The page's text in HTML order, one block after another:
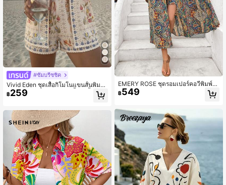
#ซัมบรีซชิค
Vivid Eden ชุดเสื้อกิโมโนแขนสั้นพิมพ์
ลายดอกไม้และกางเกงขาสั้น 2 ชิ้น สำห
รับวันหยุดพักผ่อนของผู้หญิง
฿259
EMERY ROSE ชุดรอมเปอร์คอวีพิมพ์ล
าย Paisley สไตล์วันหยุดของผู้หญิง
฿549